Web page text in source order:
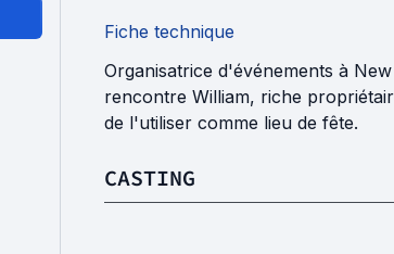
Fiche technique
Organisatrice d'événements à
rencontre William, riche
de l'utiliser comme lieu de fête.
CASTING